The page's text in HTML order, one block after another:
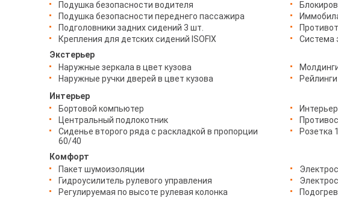
Подушка безопасности водителя
Подушка безопасности переднего пассажира
Подголовники задних сидений 3 шт.
Крепления для детских сидений ISOFIX
Система
Экстерьер
Наружные зеркала в цвет кузова
Наружные ручки дверей в цвет кузова
Рейлинги
Интерьер
Бортовой компьютер
Центральный подлокотник
Сиденье второго ряда с раскладкой в пропорции
60/40
Розетка
Комфорт
Пакет шумоизоляции
Гидроусилитель рулевого управления
Регулируемая по высоте рулевая колонка